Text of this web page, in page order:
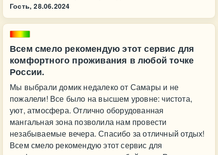
Гость, 28.06.2024
Всем смело рекомендую этот сервис для
комфортного проживания в любой точке
России.
Мы выбрали домик недалеко от Самары и не
пожалели! Все было на высшем уровне: чистота,
уют, атмосфера. Отлично оборудованная
мангальная зона позволила нам провести
незабываемые вечера. Спасибо за отличный отдых!
Всем смело рекомендую этот сервис для